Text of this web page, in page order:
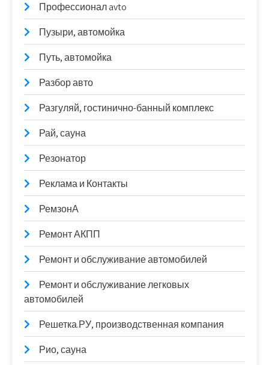
Профессионал avto
Пузыри, автомойка
Путь, автомойка
Разбор авто
Разгуляй, гостинично-банный комплекс
Рай, сауна
Резонатор
Реклама и Контакты
РемзонА
Ремонт АКПП
Ремонт и обслуживание автомобилей
Ремонт и обслуживание легковых
автомобилей
Решетка.РУ, производственная компания
Рио, сауна